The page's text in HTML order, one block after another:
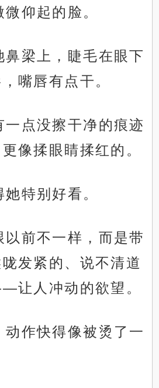
仰起的脸。
鼻梁上，睫毛在眼下
嘴唇有点干。
一点没擦干净的痕迹
像揉眼睛揉红的。
特别好看。
以前不一样，而是带
发紧的、说不清道
让人冲动的欲望。
动作快得像被烫了一